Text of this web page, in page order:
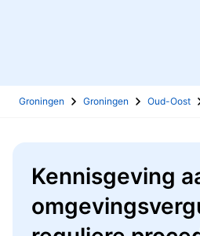
Groningen Groningen Oud-Oost
Kennisgeving